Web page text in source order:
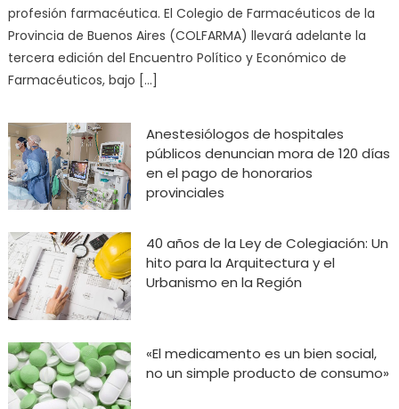
profesión farmacéutica. El Colegio de Farmacéuticos de la
Provincia de Buenos Aires (COLFARMA) llevará adelante la
tercera edición del Encuentro Político y Económico de
Farmacéuticos, bajo […]
Anestesiólogos de hospitales
públicos denuncian mora de 120 días
en el pago de honorarios
provinciales
40 años de la Ley de Colegiación: Un
hito para la Arquitectura y el
Urbanismo en la Región
«El medicamento es un bien social,
no un simple producto de consumo»